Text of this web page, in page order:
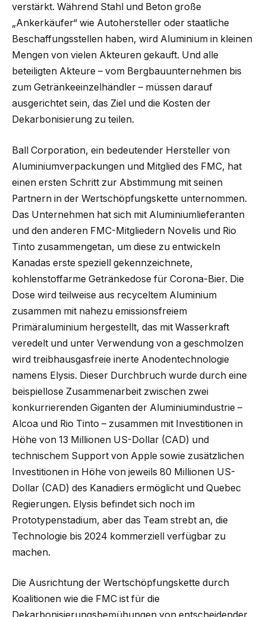
verstärkt. Während Stahl und Beton große
„Ankerkäufer“ wie Autohersteller oder staatliche
Beschaffungsstellen haben, wird Aluminium in kleinen
Mengen von vielen Akteuren gekauft. Und alle
beteiligten Akteure – vom Bergbauunternehmen bis
zum Getränkeeinzelhändler – müssen darauf
ausgerichtet sein, das Ziel und die Kosten der
Dekarbonisierung zu teilen.
Ball Corporation, ein bedeutender Hersteller von
Aluminiumverpackungen und Mitglied des FMC, hat
einen ersten Schritt zur Abstimmung mit seinen
Partnern in der Wertschöpfungskette unternommen.
Das Unternehmen hat sich mit Aluminiumlieferanten
und den anderen FMC-Mitgliedern Novelis und Rio
Tinto zusammengetan, um diese zu entwickeln
Kanadas erste speziell gekennzeichnete,
kohlenstoffarme Getränkedose für Corona-Bier. Die
Dose wird teilweise aus recyceltem Aluminium
zusammen mit nahezu emissionsfreiem
Primäraluminium hergestellt, das mit Wasserkraft
veredelt und unter Verwendung von a geschmolzen
wird treibhausgasfreie inerte Anodentechnologie
namens Elysis. Dieser Durchbruch wurde durch eine
beispiellose Zusammenarbeit zwischen zwei
konkurrierenden Giganten der Aluminiumindustrie –
Alcoa und Rio Tinto – zusammen mit Investitionen in
Höhe von 13 Millionen US-Dollar (CAD) und
technischem Support von Apple sowie zusätzlichen
Investitionen in Höhe von jeweils 80 Millionen US-
Dollar (CAD) des Kanadiers ermöglicht und Quebec
Regierungen. Elysis befindet sich noch im
Prototypenstadium, aber das Team strebt an, die
Technologie bis 2024 kommerziell verfügbar zu
machen.
Die Ausrichtung der Wertschöpfungskette durch
Koalitionen wie die FMC ist für die